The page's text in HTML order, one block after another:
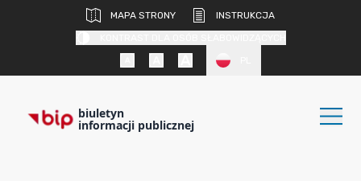
MAPA STRONY
INSTRUKCJA
biuletyn
informacji publicznej